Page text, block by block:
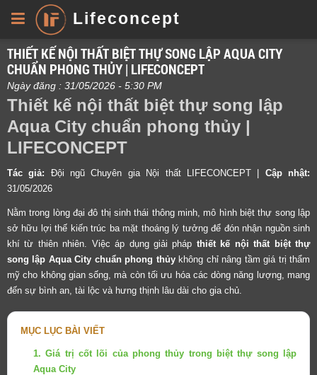
Lifeconcept
THIẾT KẾ NỘI THẤT BIỆT THỰ SONG LẬP AQUA CITY
CHUẨN PHONG THỦY | LIFECONCEPT
Ngày đăng : 31/05/2026 - 5:30 PM
Thiết kế nội thất biệt thự song lập
Aqua City chuẩn phong thủy |
LIFECONCEPT
Tác giả: Đội ngũ Chuyên gia Nội thất LIFECONCEPT | Cập nhật:
31/05/2026
Nằm trong lòng đại đô thị sinh thái thông minh, mô hình biệt thự song lập
sở hữu lợi thế kiến trúc ba mặt thoáng lý tưởng để đón nhận nguồn sinh
khí từ thiên nhiên. Việc áp dụng giải pháp thiết kế nội thất biệt thự
song lập Aqua City chuẩn phong thủykhông chỉ nâng tầm giá trị thẩm
mỹ cho không gian sống, mà còn tối ưu hóa các dòng năng lượng, mang
đến sự bình an, tài lộc và hưng thịnh lâu dài cho gia chủ.
MỤC LỤC BÀI VIẾT
1. Giá trị cốt lõi của phong thủy trong biệt thự song lập
Aqua City